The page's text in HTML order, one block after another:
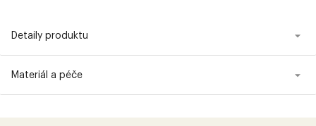
Detaily produktu
Materiál a péče